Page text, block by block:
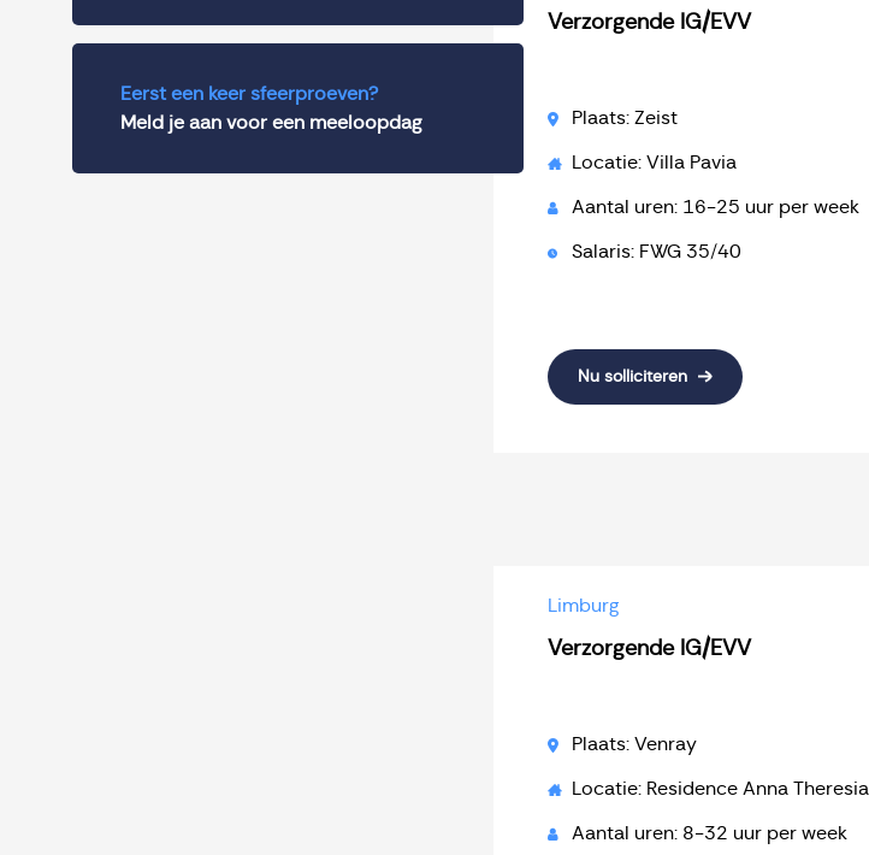
Eerst een keer sfeerproeven?
Meld je aan voor een meeloopdag
Verzorgende IG/EVV
Plaats: Zeist
Locatie: Villa Pavia
Aantal uren: 16-25 uur per week
Salaris: FWG 35/40
Nu solliciteren
Limburg
Verzorgende IG/EVV
Plaats: Venray
Locatie: Residence Anna Theresia
Aantal uren: 8-32 uur per week